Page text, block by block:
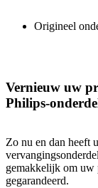
Origineel
Vernieuw uw
Philips-
Zo nu en dan heeft
gemakkelijk om uw
gegarandeerd.